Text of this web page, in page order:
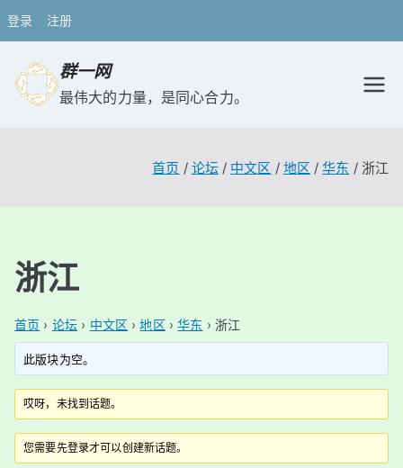
登录 注册
群一网
最伟大的力量，是同心合力。
首页 论坛 中文区 地区 华东 浙江
浙江
首页 › 论坛 › 中文区 › 地区 › 华东 › 浙江
此版块为空。
哎呀，未找到话题。
您需要先登录才可以创建新话题。